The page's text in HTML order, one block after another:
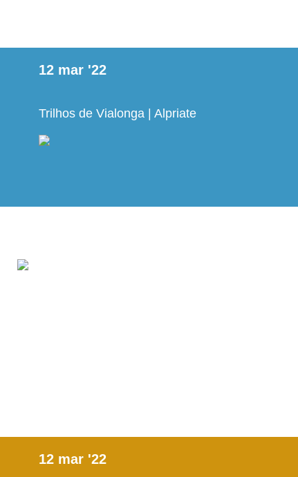
12 mar '22
Trilhos de Vialonga | Alpriate
12 mar '22